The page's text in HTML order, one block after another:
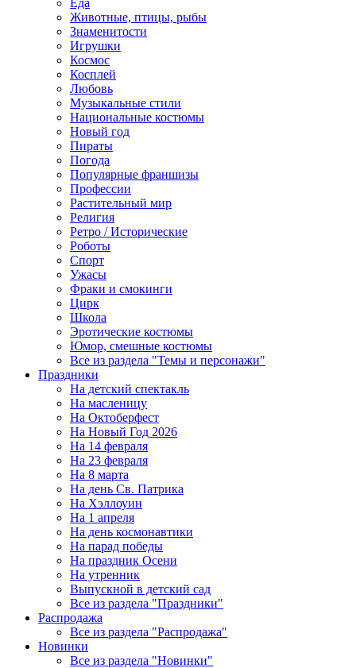
Еда
Животные, птицы, рыбы
Знаменитости
Игрушки
Космос
Косплей
Любовь
Музыкальные стили
Национальные костюмы
Новый год
Пираты
Погода
Популярные франшизы
Профессии
Растительный мир
Религия
Ретро / Исторические
Роботы
Спорт
Ужасы
Фраки и смокинги
Цирк
Школа
Эротические костюмы
Юмор, смешные костюмы
Все из раздела "Темы и персонажи"
Праздники
На детский спектакль
На масленицу
На Октоберфест
На Новый Год 2026
На 14 февраля
На 23 февраля
На 8 марта
На день Св. Патрика
На Хэллоуин
На 1 апреля
На день космонавтики
На парад победы
На праздник Осени
На утренник
Выпускной в детский сад
Все из раздела "Праздники"
Распродажа
Все из раздела "Распродажа"
Новинки
Все из раздела "Новинки"